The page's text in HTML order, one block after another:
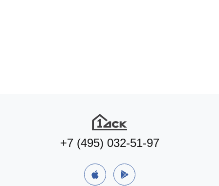
+7 (495) 032-51-97